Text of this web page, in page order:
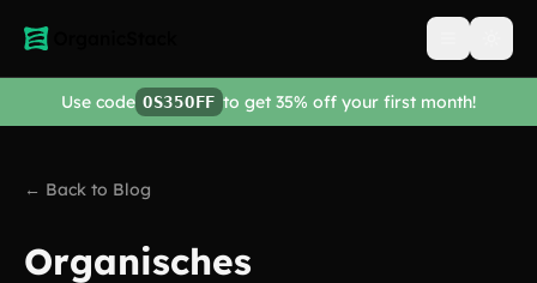
Open
Use code OS35OFF to get 35% off your first month!
← Back to Blog
Organisches